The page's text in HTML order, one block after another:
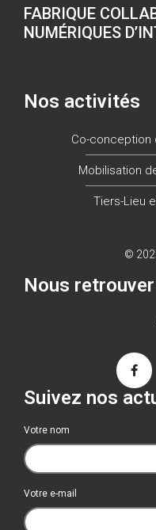
FABRIQUE
NUMÉRIQUES
Nos activités
Co-conception
Mobilisation
Tiers-Lieu
©
Nous retrouver
Suivez nos
Votre nom
Votre e-mail